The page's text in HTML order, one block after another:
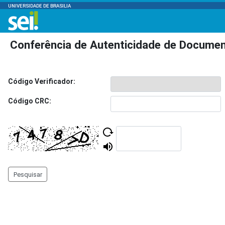
UNIVERSIDADE DE BRASILIA
Conferência de Autenticidade de
Código Verificador:
Código CRC:
Pesquisar